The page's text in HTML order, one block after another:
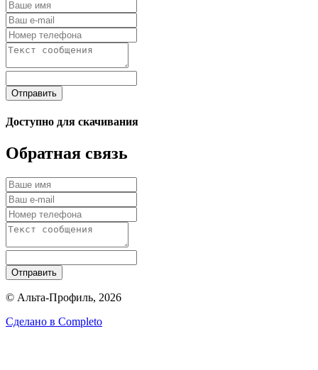
Отправить
Доступно для скачивания
Обратная связь
Отправить
© Альта-Профиль, 2026
Сделано в Completo